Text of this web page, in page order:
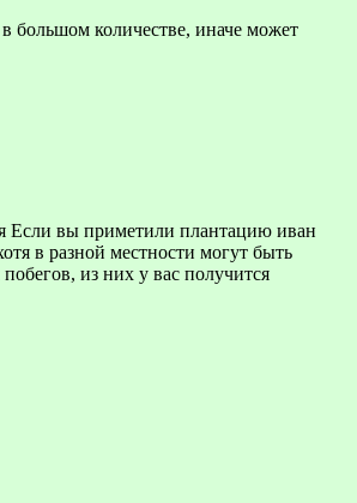
большом количестве, иначе может
Если вы приметили плантацию иван
в разной местности могут быть
из них у вас получится